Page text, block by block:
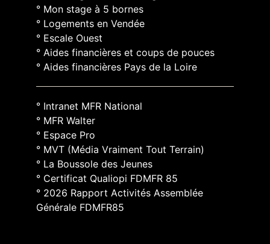
° Mon stage à 5 bornes
° Logements en Vendée
° Escale Ouest
° Aides financières et coups de pouces
° Aides financières Pays de la Loire
° Intranet MFR National
° MFR Walter
° Espace Pro
° MVT (Média Vraiment Tout Terrain)
° La Boussole des Jeunes
° Certificat Qualiopi FDMFR 85
° 2026 Rapport Activités Assemblée
Générale FDMFR85